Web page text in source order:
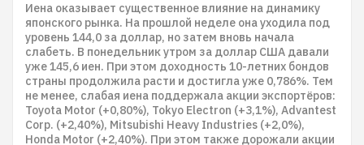
Иена оказывает существенное влияние на динамику
японского рынка. На прошлой неделе она уходила под
уровень 144,0 за доллар, но затем вновь начала
слабеть. В понедельник утром за доллар США давали
уже 145,6 иен. При этом доходность 10-летних бондов
страны продолжила расти и достигла уже 0,786%. Тем
не менее, слабая иена поддержала акции экспортёров:
Toyota Motor (+0,80%), Tokyo Electron (+3,1%), Advantest
Corp. (+2,40%), Mitsubishi Heavy Industries (+2,0%),
Honda Motor (+2,40%). При этом также дорожали акции